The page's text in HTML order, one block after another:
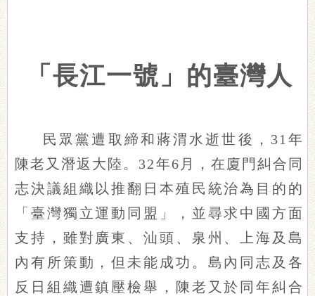
「長江一號」的臺灣人
民眾黨遭取締和蔣渭水逝世後，31年
陳老又潛返大陸。32年6月，在廈門糾合同
志決議組織以推翻日本殖民統治為目的的
「臺灣獨立運動同盟」，並尋求中國方面
支持，雖對廣東、汕頭、泉州、上海及島
內有所策動，但未能成功。島內同志及各
反日組織遭鎮壓檢舉，陳老又於同年糾合